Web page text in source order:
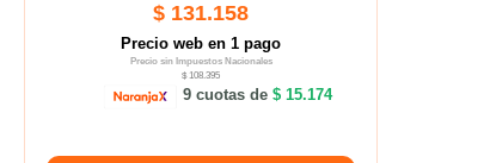
$ 131.158
Precio web en 1 pago
Precio sin Impuestos Nacionales
$ 108.395
9 cuotas de$ 15.174